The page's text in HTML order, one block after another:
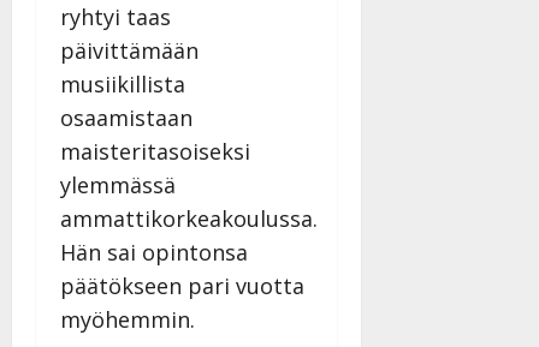
ryhtyi taas
päivittämään
musiikillista
osaamistaan
maisteritasoiseksi
ylemmässä
ammattikorkeakoulussa.
Hän sai opintonsa
päätökseen pari vuotta
myöhemmin.